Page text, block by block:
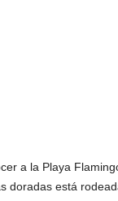
a la Playa
doradas está